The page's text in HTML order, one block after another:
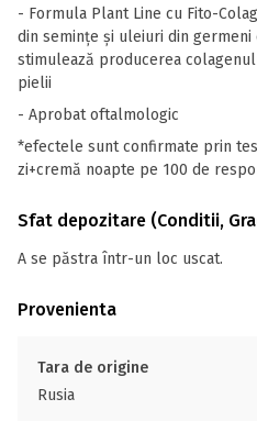
- Formula Plant Line cu Fito-
din semințe și uleiuri din
stimulează producerea
pielii
- Aprobat oftalmologic
*efectele sunt confirmate prin
zi+cremă noapte pe 100 de
Sfat depozitare (Conditii,
A se păstra într-un loc uscat.
Provenienta
Tara de origine
Rusia